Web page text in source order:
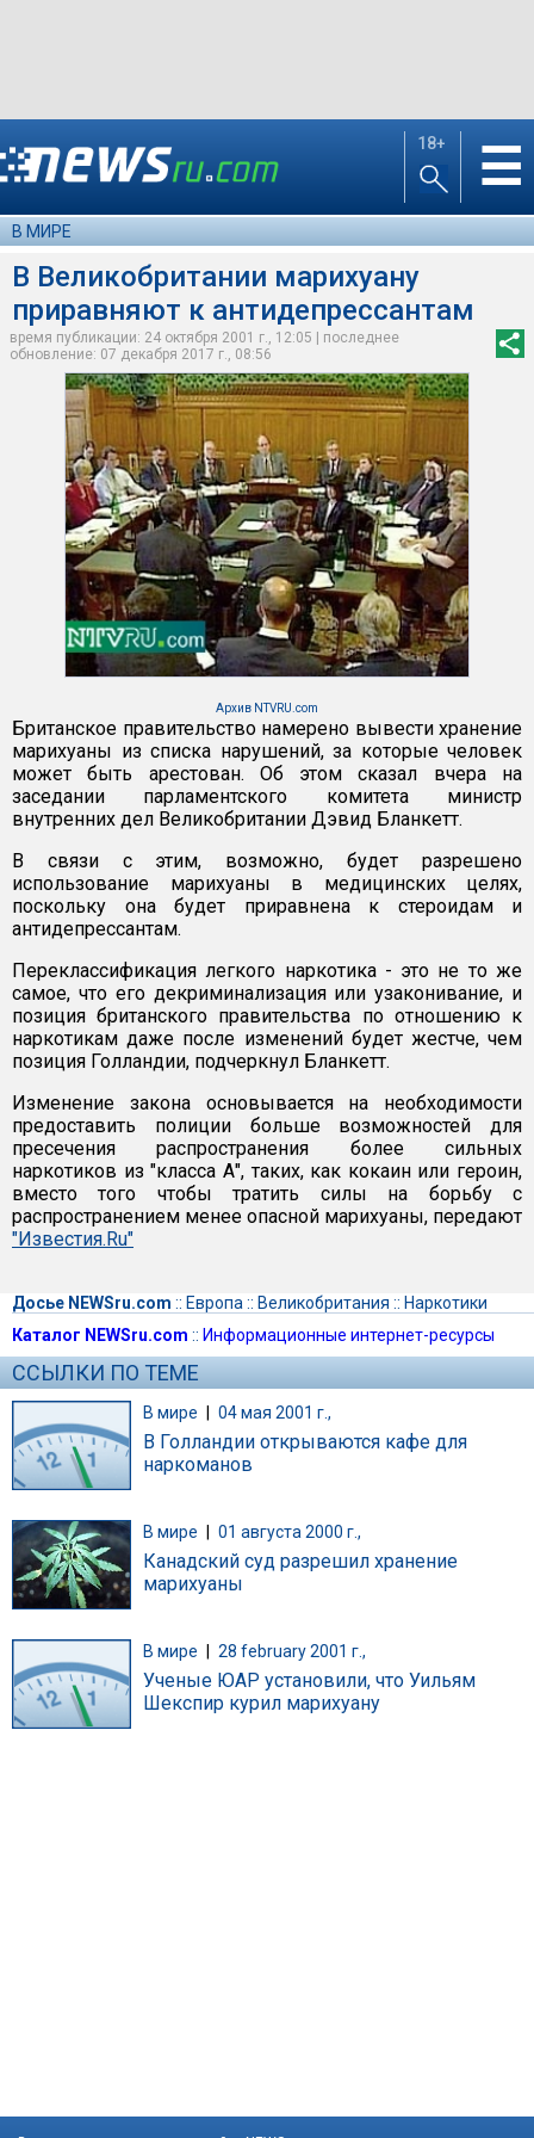
18+ ☰
В МИРЕ
В Великобритании марихуану
приравняют к антидепрессантам
время публикации: 24 октября 2001 г., 12:05 | последнее
обновление: 07 декабря 2017 г., 08:56
Архив NTVRU.com
Британское правительство намерено вывести хранение
марихуаны из списка нарушений, за которые человек
может быть арестован. Об этом сказал вчера на
заседании парламентского комитета министр
внутренних дел Великобритании Дэвид Бланкетт.
В связи с этим, возможно, будет разрешено
использование марихуаны в медицинских целях,
поскольку она будет приравнена к стероидам и
антидепрессантам.
Переклассификация легкого наркотика - это не то же
самое, что его декриминализация или узаконивание, и
позиция британского правительства по отношению к
наркотикам даже после изменений будет жестче, чем
позиция Голландии, подчеркнул Бланкетт.
Изменение закона основывается на необходимости
предоставить полиции больше возможностей для
пресечения распространения более сильных
наркотиков из "класса А", таких, как кокаин или героин,
вместо того чтобы тратить силы на борьбу с
распространением менее опасной марихуаны, передают
"Известия.Ru"
Досье NEWSru.com :: Европа :: Великобритания :: Наркотики
Каталог NEWSru.com :: Информационные интернет-ресурсы
ССЫЛКИ ПО ТЕМЕ
В мире | 04 мая 2001 г.,
В Голландии открываются кафе для
наркоманов
В мире 01 августа 2000 г.,
Канадский суд разрешил хранение
марихуаны
В мире 28 february 2001 г.,
Ученые ЮАР установили, что Уильям
Шекспир курил марихуану